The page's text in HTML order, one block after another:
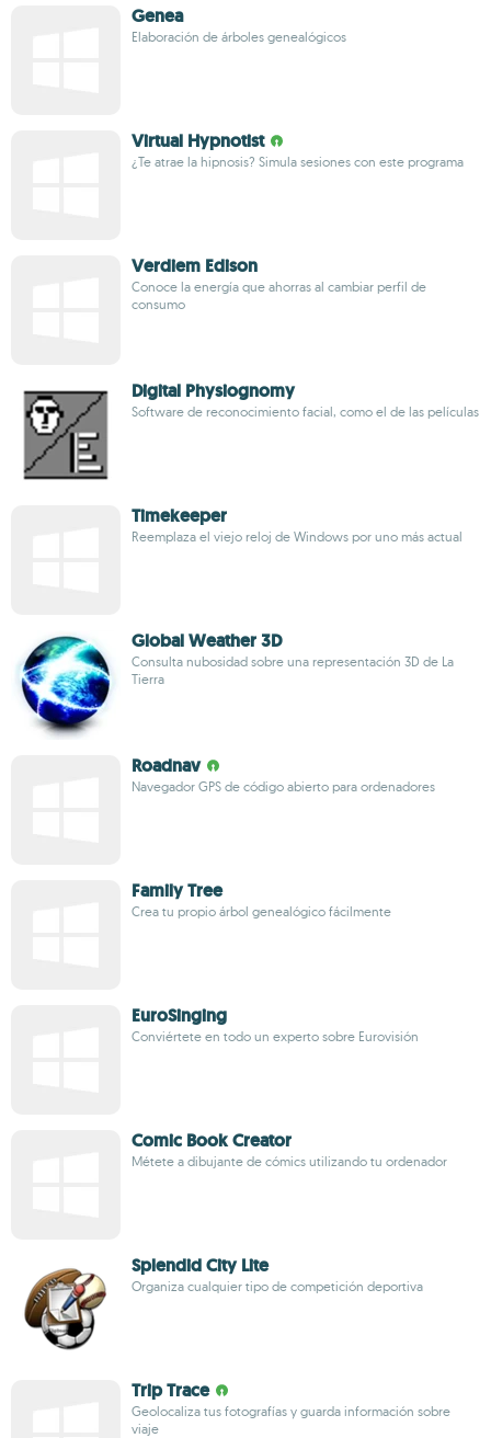
Genea
Elaboración de árboles genealógicos
Virtual Hypnotist
¿Te atrae la hipnosis? Simula sesiones con este programa
Verdiem Edison
Conoce la energía que ahorras al cambiar perfil de
consumo
Digital Physiognomy
Software de reconocimiento facial, como el de las películas
Timekeeper
Reemplaza el viejo reloj de Windows por uno más actual
Global Weather 3D
Consulta nubosidad sobre una representación 3D de La
Tierra
Roadnav
Navegador GPS de código abierto para ordenadores
Family Tree
Crea tu propio árbol genealógico fácilmente
EuroSinging
Conviértete en todo un experto sobre Eurovisión
Comic Book Creator
Métete a dibujante de cómics utilizando tu ordenador
Splendid City Lite
Organiza cualquier tipo de competición deportiva
Trip Trace
Geolocaliza tus fotografías y guarda información sobre
viaje